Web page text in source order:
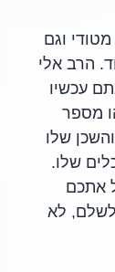
וגם
הרב אלי
עכשיו
מספר
שלו
שלו.
אתכם
לשלם, לא